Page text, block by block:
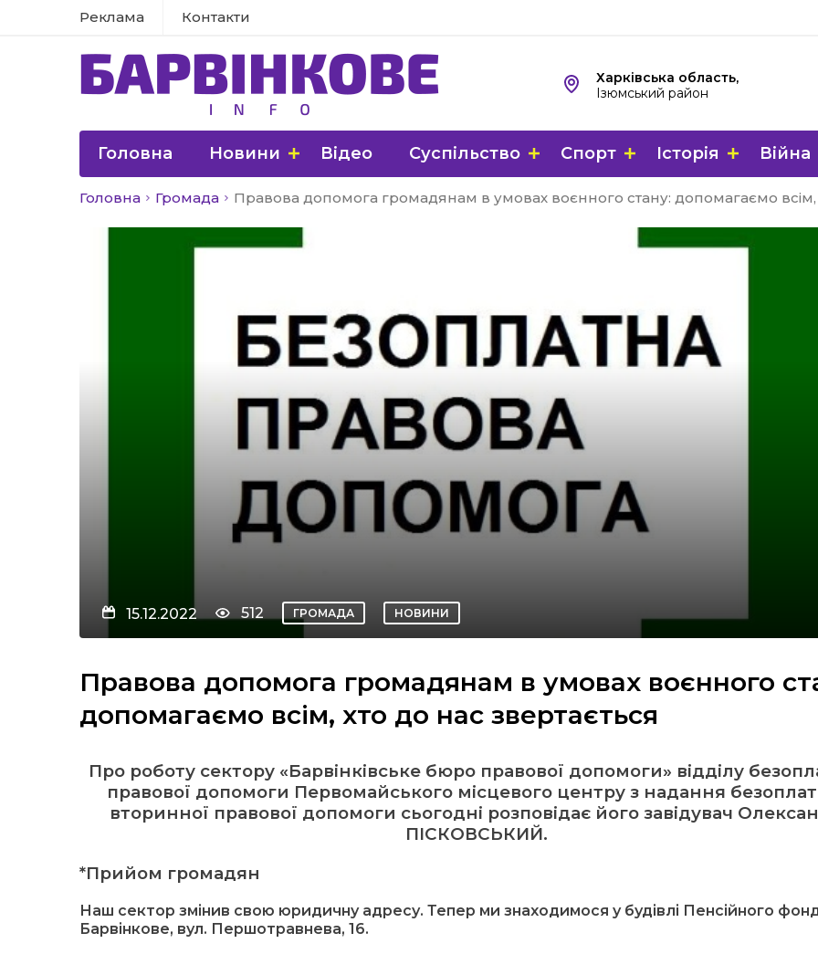
Реклама Контакти
Харківська область,
Ізюмський район
Головна Новини Відео Суспільство Спорт Історія Війна
Головна Громада Правова допомога громадянам в умовах воєнного стану: допомагаємо всім,
15.12.2022 512 ГРОМАДА НОВИНИ
Правова допомога громадянам в умовах воєнного
допомагаємо всім, хто до нас звертається
Про роботу сектору «Барвінківське бюро правової допомоги» відділу
правової допомоги Первомайського місцевого центру з надання
вторинної правової допомоги сьогодні розповідає його завідувач
ПІСКОВСЬКИЙ.
*Прийом громадян
Наш сектор змінив свою юридичну адресу. Тепер ми знаходимося у будівлі Пенсійного
Барвінкове, вул. Першотравнева, 16.